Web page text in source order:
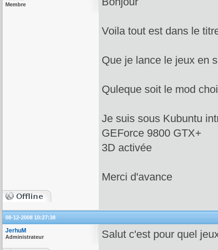
Membre
Voila tout est dans le
Que je lance le jeux en
Quleque soit le mod
Je suis sous Kubuntu
GEForce 9800 GTX+
3D activée
Merci d'avance
08-12-2008 10:27:38
JerhuM
Administrateur Salut c'est pour quel